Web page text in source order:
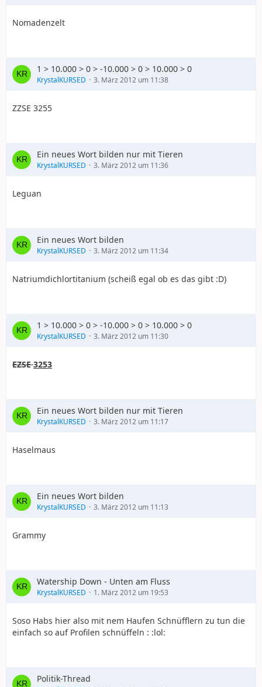
Nomadenzelt
1 > 10.000 > 0 > -10.000 > 0 > 10.000 > 0
KrystalKURSED 3. März 2012 um 11:38
ZZSE 3255
Ein neues Wort bilden nur mit Tieren
KrystalKURSED 3. März 2012 um 11:36
Leguan
Ein neues Wort bilden
KrystalKURSED 3. März 2012 um 11:34
Natriumdichlortitanium (scheiß egal ob es das gibt :D)
1 > 10.000 > 0 > -10.000 > 0 > 10.000 > 0
KrystalKURSED 3. März 2012 um 11:30
EZSE3253
Ein neues Wort bilden nur mit Tieren
KrystalKURSED 3. März 2012 um 11:17
Haselmaus
Ein neues Wort bilden
KrystalKURSED 3. März 2012 um 11:13
Grammy
Watership Down - Unten am Fluss
KrystalKURSED 1. März 2012 um 19:53
Soso Habs hier also mit nem Haufen Schnüfflern zu tun die
einfach so auf Profilen schnüffeln : :lol:
Politik-Thread